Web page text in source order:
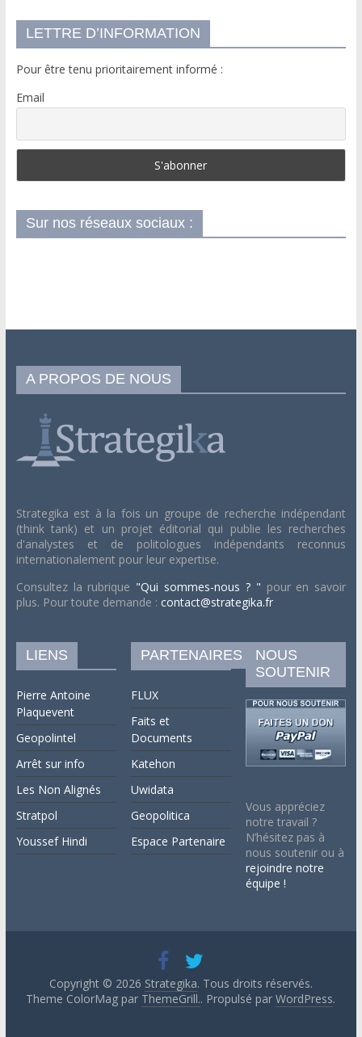
LETTRE D’INFORMATION
Pour être tenu prioritairement informé :
Email
Sur nos réseaux sociaux :
A PROPOS DE NOUS
Strategika est à la fois un groupe de recherche indépendant
(think tank) et un projet éditorial qui publie les recherches
d'analystes et de politologues indépendants reconnus
internationalement pour leur expertise.
Consultez la rubrique "Qui sommes-nous ? " pour en savoir
plus. Pour toute demande : contact@strategika.fr
LIENS
Pierre Antoine
Plaquevent
Geopolintel
Arrêt sur info
Les Non Alignés
Stratpol
Youssef Hindi
PARTENAIRES
FLUX
Faits et
Documents
Katehon
Uwidata
Geopolitica
Espace Partenaire
NOUS
SOUTENIR
Vous appréciez
notre travail ?
N’hésitez pas à
nous soutenir ou à
rejoindre notre
équipe !
Copyright © 2026 Strategika. Tous droits réservés.
Theme ColorMag par ThemeGrill.. Propulsé parWordPress.